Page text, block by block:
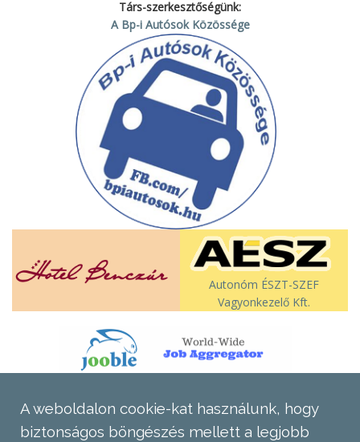
Társ-szerkesztőségünk:
A Bp-i Autósok Közössége
Autonóm ÉSZT-SZEF
Vagyonkezelő Kft.
A weboldalon cookie-kat használunk, hogy
biztonságos böngészés mellett a legjobb